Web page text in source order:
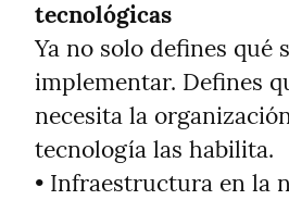
tecnológicas
Ya no solo defines qué
implementar. Defines
necesita la
tecnología las habilita.
• Infraestructura en la